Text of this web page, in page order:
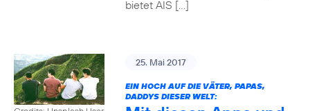
bietet AIS […]
25. Mai 2017
EIN HOCH AUF DIE VÄTER, PAPAS,
DADDYS DIESER WELT: